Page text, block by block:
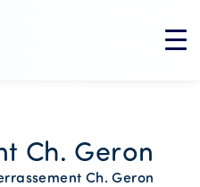
Ch. Geron
Ch. Geron